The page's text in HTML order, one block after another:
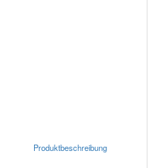
Produktbeschreibung